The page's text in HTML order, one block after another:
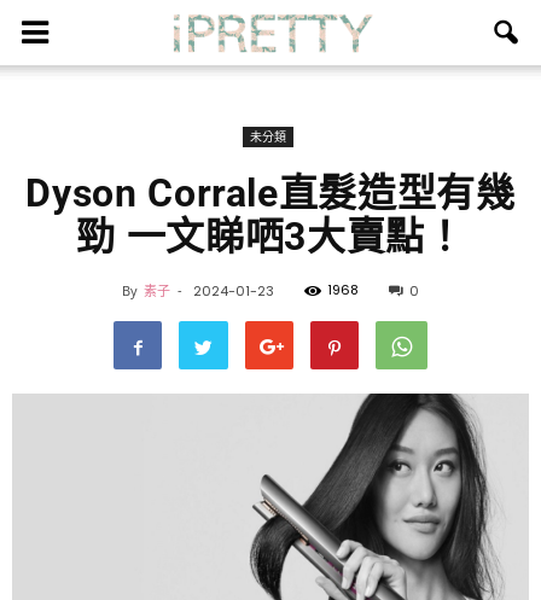
未分類
Dyson Corrale直髮造型有幾
勁 一文睇哂3大賣點！
By 素子 - 2024-01-23 1968 0